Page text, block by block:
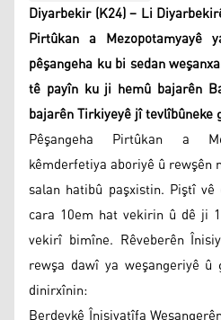
Diyarbekir (K24) – Li
Pirtûkan a
pêşangeha ku bi sedan
tê payîn ku ji hemû bajarên
bajarên Tirkiyeyê jî tevlîbûneke
Pêşangeha Pirtûkan a
kêmderfetiya aboriyê û rewşên
salan hatibû paşxistin. Piştî
cara 10em hat vekirin û dê ji
vekirî bimîne. Rêveberên
rewşa dawî ya weşangeriyê û
dinirxînin: